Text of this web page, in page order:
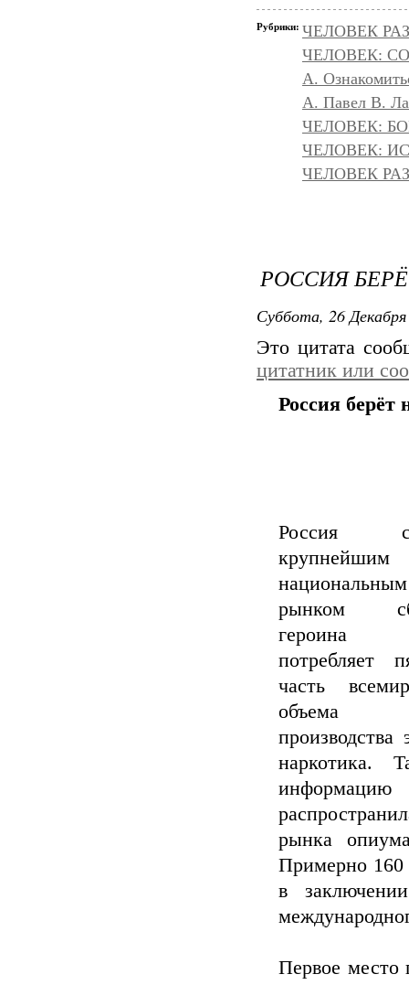
Рубрики: ЧЕЛОВЕК
ЧЕЛОВЕК:
А.
А. Павел В.
ЧЕЛОВЕК:
ЧЕЛОВЕК:
ЧЕЛОВЕК
РОССИЯ
Суббота, 26
Это цитата
цитатник или
Россия
Россия
крупнейшим
национальным
рынком
потребляет
часть
объема
производства
наркотика.
информацию
рынка
Примерно 160
в
Первое место